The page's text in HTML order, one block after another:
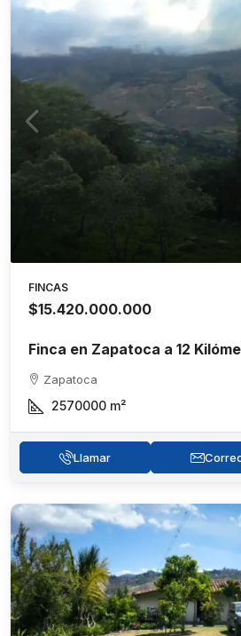
FINCAS
$15.420.000.000
Finca en Zapatoca a 12
Zapatoca
2570000 m²
Llamar